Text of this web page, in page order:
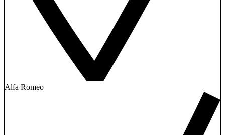
Alfa Romeo